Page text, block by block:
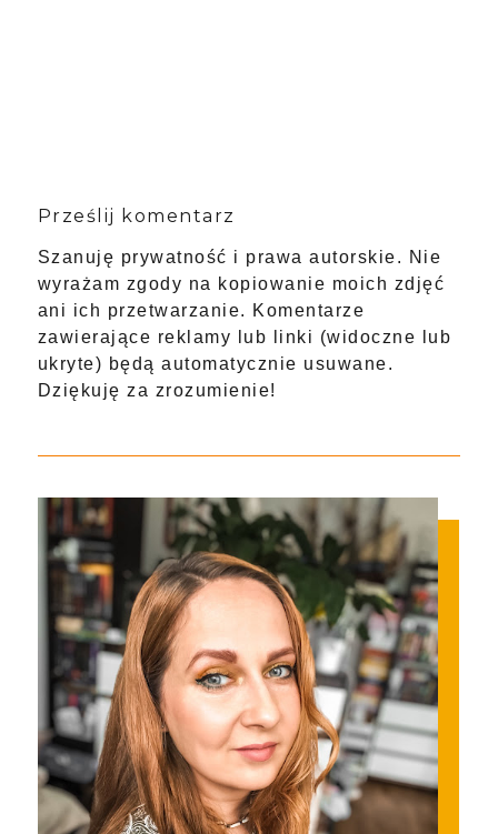
Prześlij komentarz
Szanuję prywatność i prawa autorskie. Nie
wyrażam zgody na kopiowanie moich zdjęć
ani ich przetwarzanie. Komentarze
zawierające reklamy lub linki (widoczne lub
ukryte) będą automatycznie usuwane.
Dziękuję za zrozumienie!